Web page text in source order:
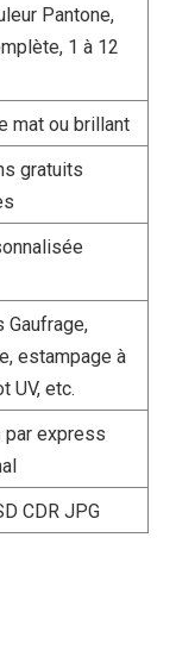
Pantone,
1 à 12
mat ou brillant
gratuits
estampage à
UV, etc.
par express
CDR JPG